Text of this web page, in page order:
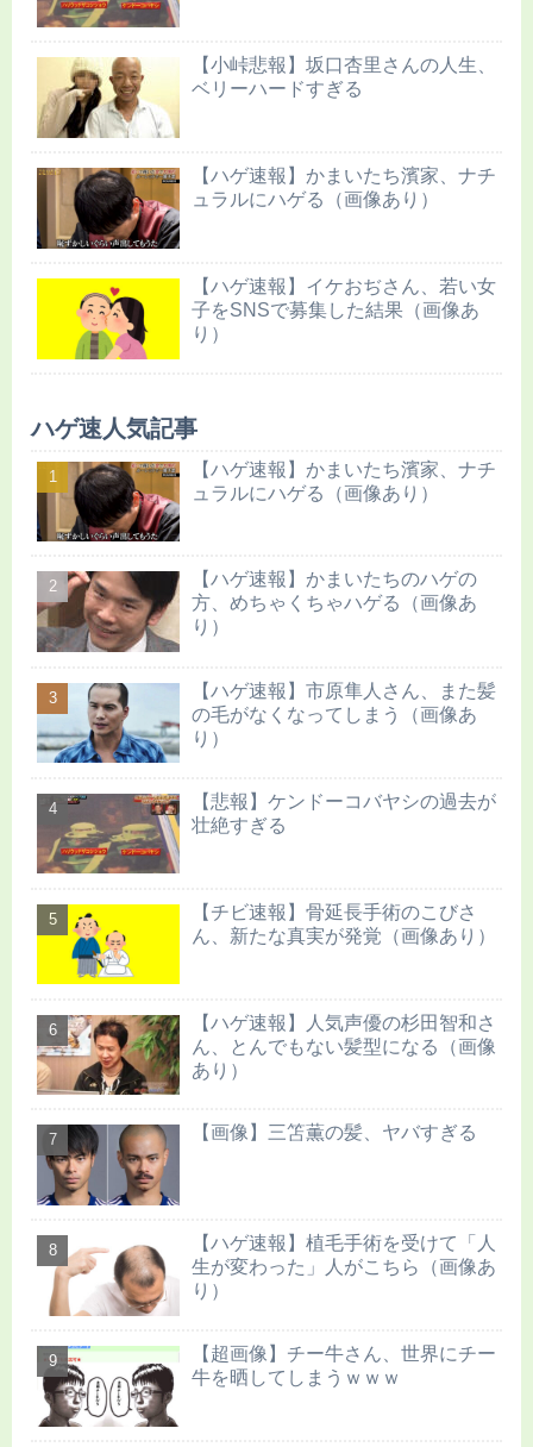
【小峠悲報】坂口杏里さんの人生、
ベリーハードすぎる
【ハゲ速報】かまいたち濱家、ナチ
ュラルにハゲる（画像あり）
【ハゲ速報】イケおぢさん、若い女
子をSNSで募集した結果（画像あ
り）
ハゲ速人気記事
【ハゲ速報】かまいたち濱家、ナチ
ュラルにハゲる（画像あり）
【ハゲ速報】かまいたちのハゲの
方、めちゃくちゃハゲる（画像あ
り）
【ハゲ速報】市原隼人さん、また髪
の毛がなくなってしまう（画像あ
り）
【悲報】ケンドーコバヤシの過去が
壮絶すぎる
【チビ速報】骨延長手術のこびさ
ん、新たな真実が発覚（画像あり）
【ハゲ速報】人気声優の杉田智和さ
ん、とんでもない髪型になる（画像
あり）
【画像】三笘薫の髪、ヤバすぎる
【ハゲ速報】植毛手術を受けて「人
生が変わった」人がこちら（画像あ
り）
【超画像】チー牛さん、世界にチー
牛を晒してしまうｗｗｗ